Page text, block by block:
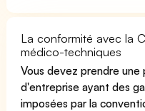
La conformité avec la
médico-techniques
Vous devez prendre
d'entreprise ayant des
imposées par la